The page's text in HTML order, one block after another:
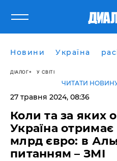
Новини Україна
ДІАЛОГ У СВІТІ
ЧИТАТИ
27 травня 2024, 08:36
Коли та за яких
Україна
млрд євро: в
питанням – ЗМІ